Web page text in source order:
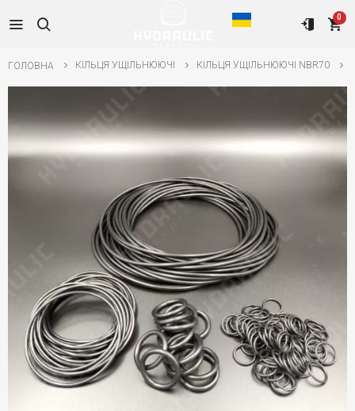
0
ГОЛОВНА КІЛЬЦЯ УЩІЛЬНЮЮЧІ КІЛЬЦЯ УЩІЛЬНЮЮЧІ NBR70